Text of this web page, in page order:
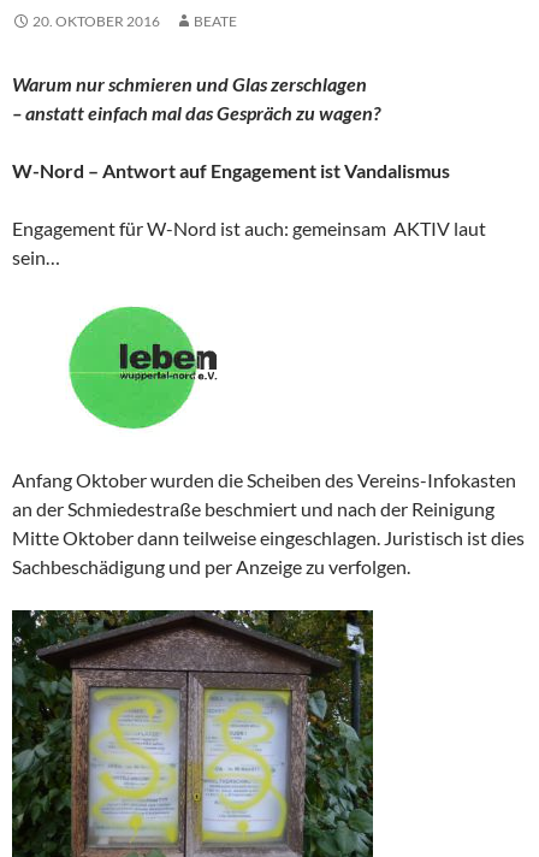
20. OKTOBER 2016 BEATE
Warum nur schmieren und Glas zerschlagen
– anstatt einfach mal das Gespräch zu wagen?
W-Nord – Antwort auf Engagement ist Vandalismus
Engagement für W-Nord ist auch: gemeinsam AKTIV laut
sein…
Anfang Oktober wurden die Scheiben des Vereins-Infokasten
an der Schmiedestraße beschmiert und nach der Reinigung
Mitte Oktober dann teilweise eingeschlagen. Juristisch ist dies
Sachbeschädigung und per Anzeige zu verfolgen.